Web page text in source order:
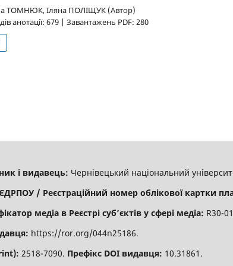
ТОМНЮК, Іляна ПОЛІЩУК (Автор)
анотації: 679 | Завантажень PDF: 280
і видавець: Чернівецький національний
/ Реєстраційний номер облікової картки
медіа в Реєстрі суб’єктів у сфері медіа: R30-
https://ror.org/044n25186.
2518-7090. Префікс DOI видавця: 10.31861.